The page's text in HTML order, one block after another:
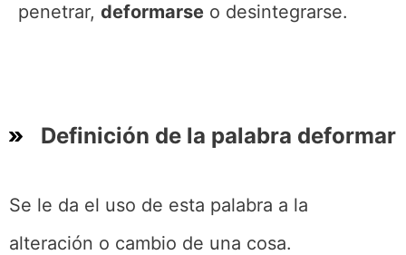
penetrar, deformarse o desintegrarse.
Definición de la palabra deformar
Se le da el uso de esta palabra a la
alteración o cambio de una cosa.